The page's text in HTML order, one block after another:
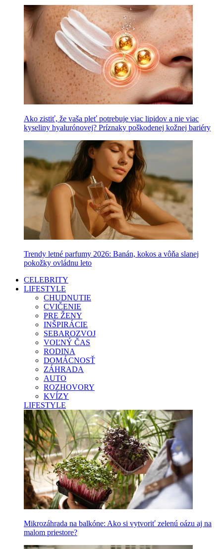
Ako zistiť, že vaša pleť potrebuje viac lipidov a nie viac
kyseliny hyalurónovej? Príznaky poškodenej kožnej bariéry
Trendy letné parfumy 2026: Banán, kokos a vôňa slanej
pokožky ovládnu leto
CELEBRITY
LIFESTYLE
CHUDNUTIE
CVIČENIE
PRE ŽENY
INŠPIRÁCIE
SEBAROZVOJ
VOĽNÝ ČAS
RODINA
DOMÁCNOSŤ
ZÁHRADA
AUTO
ROZHOVORY
KVÍZY
LIFESTYLE
Mikrozáhrada na balkóne: Ako si vytvoriť zelenú oázu aj na
malom priestore?